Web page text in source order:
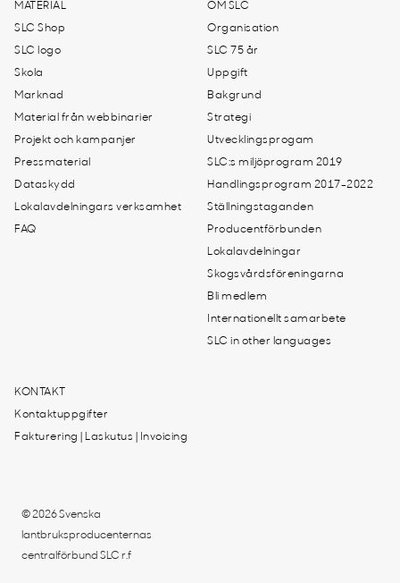
MATERIAL
SLC Shop
SLC logo
Skola
Marknad
Material från webbinarier
Projekt och kampanjer
Pressmaterial
Dataskydd
Lokalavdelningars verksamhet
FAQ
OM SLC
Organisation
SLC 75 år
Uppgift
Bakgrund
Strategi
Utvecklingsprogam
SLC:s miljöprogram 2019
Handlingsprogram 2017-2022
Ställningstaganden
Producentförbunden
Lokalavdelningar
Skogsvårdsföreningarna
Bli medlem
Internationellt samarbete
SLC in other languages
KONTAKT
Kontaktuppgifter
Fakturering | Laskutus | Invoicing
© 2026 Svenska
lantbruksproducenternas
centralförbund SLC r.f